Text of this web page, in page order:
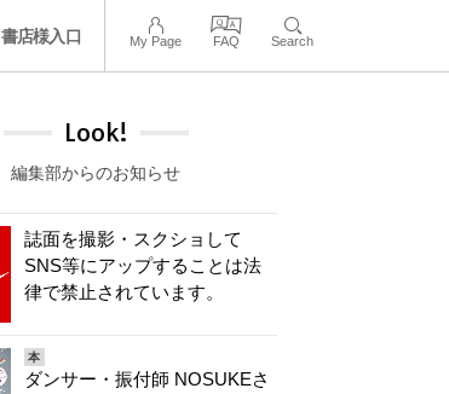
書店様入口 My Page FAQ Search
Look!
編集部からのお知らせ
誌面を撮影・スクショして
SNS等にアップすることは法
律で禁止されています。
本
ダンサー・振付師 NOSUKEさ